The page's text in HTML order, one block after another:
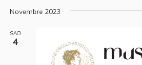
la
Novembre 2023
SAB
4